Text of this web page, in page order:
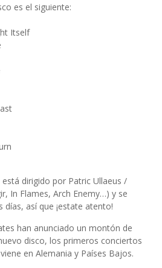
es el siguiente:
Itself
dirigido por Patric Ullaeus /
In Flames, Arch Enemy…) y se
así que ¡estate atento!
han anunciado un montón de
disco, los primeros conciertos
en Alemania y Países Bajos.